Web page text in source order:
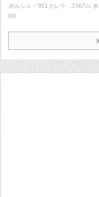
ポルシェ・911カレラ ...3367cc
RR